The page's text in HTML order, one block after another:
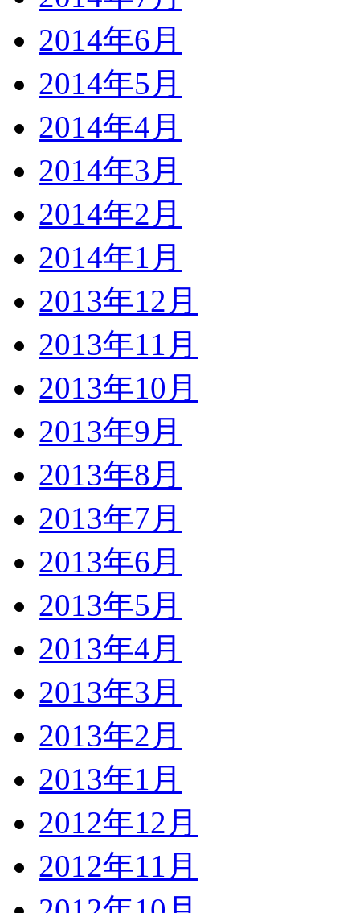
2014年6月
2014年5月
2014年4月
2014年3月
2014年2月
2014年1月
2013年12月
2013年11月
2013年10月
2013年9月
2013年8月
2013年7月
2013年6月
2013年5月
2013年4月
2013年3月
2013年2月
2013年1月
2012年12月
2012年11月